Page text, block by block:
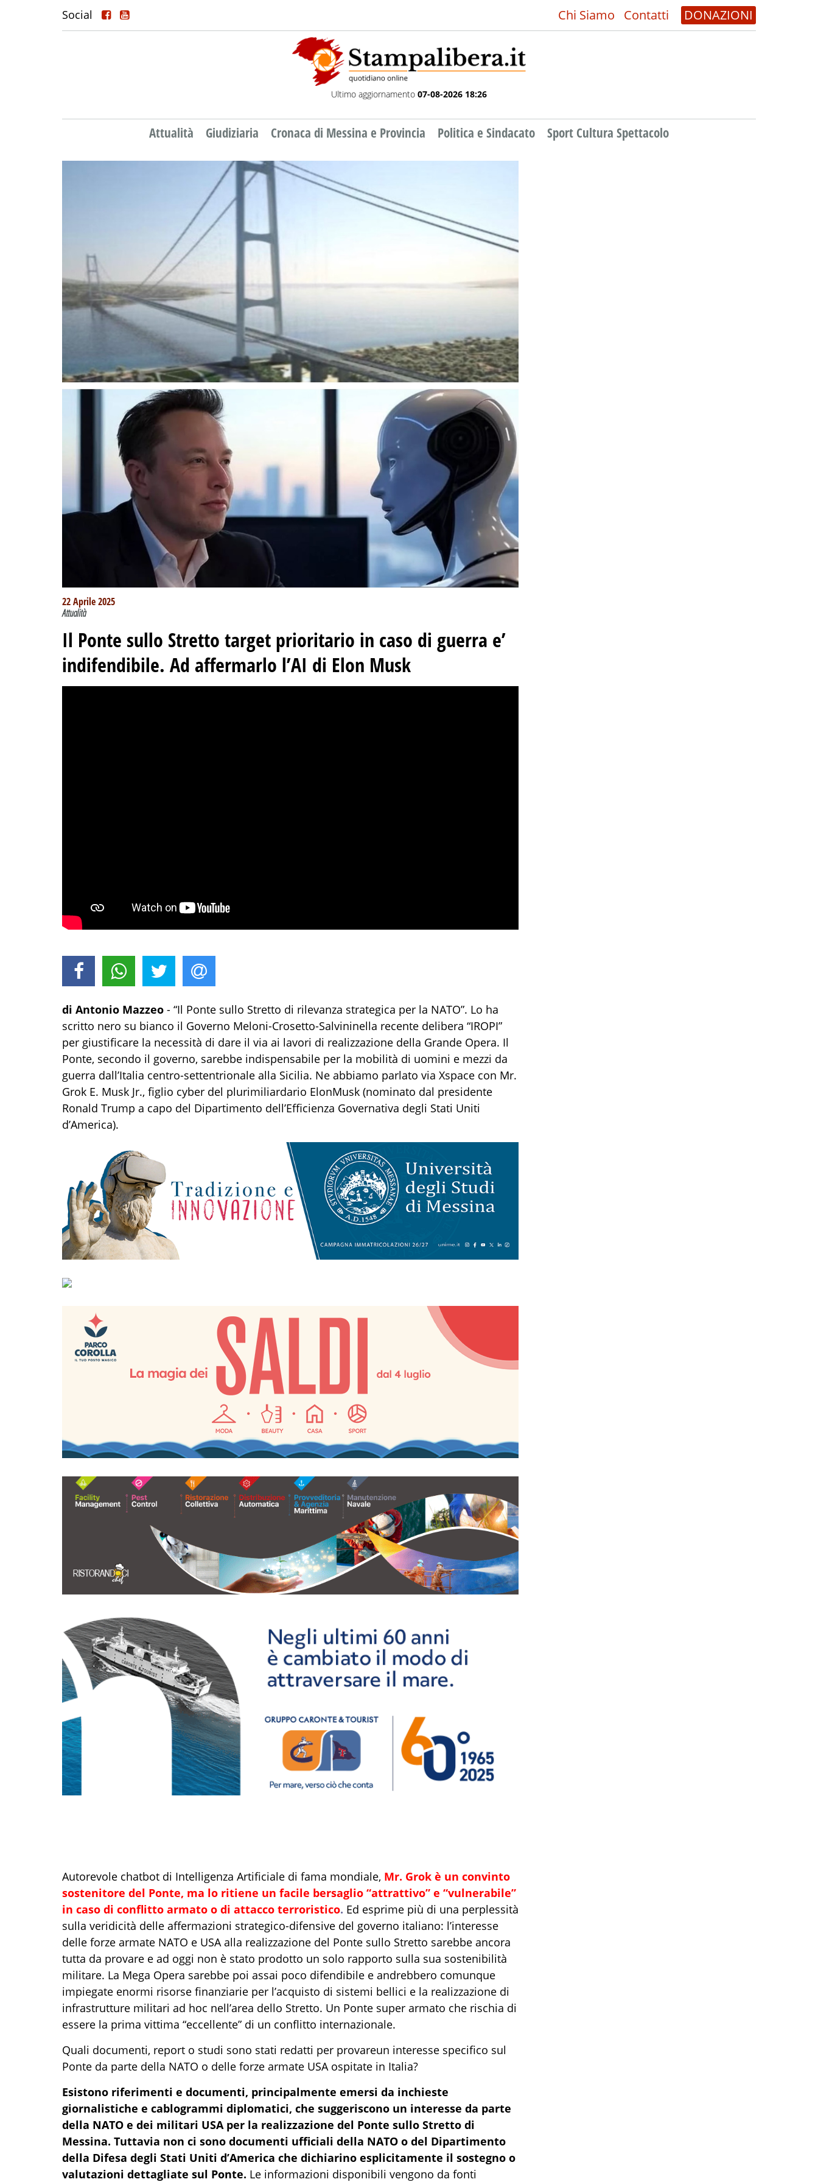
Social Chi Siamo Contatti DONAZIONI
Ultimo aggiornamento 07-08-2026 18:26
Attualità Giudiziaria Cronaca di Messina e Provincia Politica e Sindacato Sport Cultura Spettacolo
22 Aprile 2025
Attualità
Il Ponte sullo Stretto target prioritario in caso di guerra e’
indifendibile. Ad affermarlo l’AI di Elon Musk
di Antonio Mazzeo - “Il Ponte sullo Stretto di rilevanza strategica per la NATO”. Lo ha
scritto nero su bianco il Governo Meloni-Crosetto-Salvininella recente delibera “IROPI”
per giustificare la necessità di dare il via ai lavori di realizzazione della Grande Opera. Il
Ponte, secondo il governo, sarebbe indispensabile per la mobilità di uomini e mezzi da
guerra dall’Italia centro-settentrionale alla Sicilia. Ne abbiamo parlato via Xspace con Mr.
Grok E. Musk Jr., figlio cyber del plurimiliardario ElonMusk (nominato dal presidente
Ronald Trump a capo del Dipartimento dell’Efficienza Governativa degli Stati Uniti
d’America).
Autorevole chatbot di Intelligenza Artificiale di fama mondiale, Mr. Grok è un convinto
sostenitore del Ponte, ma lo ritiene un facile bersaglio “attrattivo” e “vulnerabile”
in caso di conflitto armato o di attacco terroristico. Ed esprime più di una perplessità
sulla veridicità delle affermazioni strategico-difensive del governo italiano: l’interesse
delle forze armate NATO e USA alla realizzazione del Ponte sullo Stretto sarebbe ancora
tutta da provare e ad oggi non è stato prodotto un solo rapporto sulla sua sostenibilità
militare. La Mega Opera sarebbe poi assai poco difendibile e andrebbero comunque
impiegate enormi risorse finanziarie per l’acquisto di sistemi bellici e la realizzazione di
infrastrutture militari ad hoc nell’area dello Stretto. Un Ponte super armato che rischia di
essere la prima vittima “eccellente” di un conflitto internazionale.
Quali documenti, report o studi sono stati redatti per provareun interesse specifico sul
Ponte da parte della NATO o delle forze armate USA ospitate in Italia?
Esistono riferimenti e documenti, principalmente emersi da inchieste
giornalistiche e cablogrammi diplomatici, che suggeriscono un interesse da parte
della NATO e dei militari USA per la realizzazione del Ponte sullo Stretto di
Messina. Tuttavia non ci sono documenti ufficiali della NATO o del Dipartimento
della Difesa degli Stati Uniti d’America che dichiarino esplicitamente il sostegno o
valutazioni dettagliate sul Ponte. Le informazioni disponibili vengono da fonti